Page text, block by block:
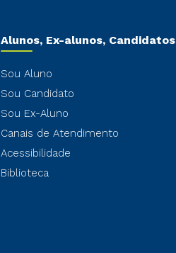
Alunos, Ex-alunos, Candidatos
Sou Aluno
Sou Candidato
Sou Ex-Aluno
Canais de Atendimento
Acessibilidade
Biblioteca